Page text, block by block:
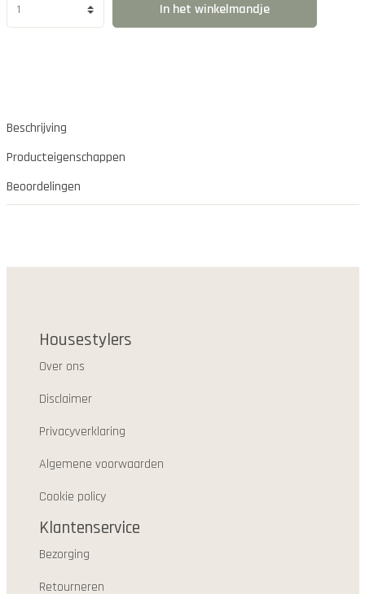
In het winkelmandje
Beschrijving
Producteigenschappen
Beoordelingen
Housestylers
Over ons
Disclaimer
Privacyverklaring
Algemene voorwaarden
Cookie policy
Klantenservice
Bezorging
Retourneren